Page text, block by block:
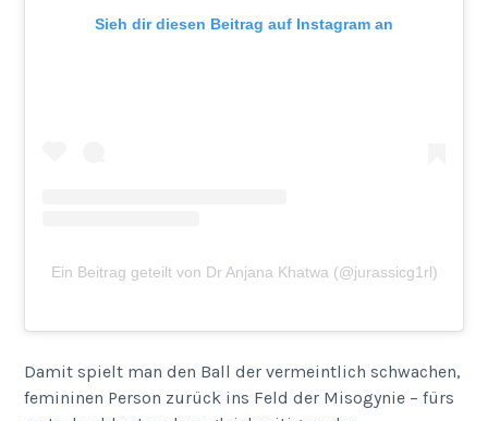
Sieh dir diesen Beitrag auf Instagram an
Ein Beitrag geteilt von Dr Anjana Khatwa (@jurassicg1rl)
Damit spielt man den Ball der vermeintlich schwachen,
femininen Person zurück ins Feld der Misogynie – fürs